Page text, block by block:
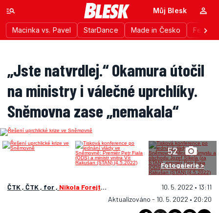
Macinka vs. Pavel StarDance Made in Česko
Můj Blesk
„Jste natvrdlej.“ Okamura útočil
na ministry i válečné uprchlíky.
Sněmovna zase „nemakala“
52
Fotogalerie >
ČTK , ČTK , for , Nikola Forejtová
10. 5. 2022 • 13:11
Aktualizováno - 10. 5. 2022 • 20:20